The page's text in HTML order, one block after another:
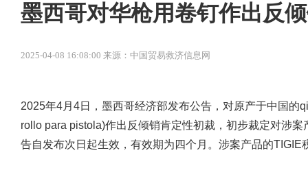
墨西哥对华枪用卷钉作出反
2025-04-08 16:08:00 来源：中国贸易救济信息网
2025年4月4日，墨西哥经济部发布公告，对原产于中国的
rollo para pistola)作出反倾销肯定性初裁，初步裁定对涉
告自发布次日起生效，有效期为四个月。涉案产品的TIGIE